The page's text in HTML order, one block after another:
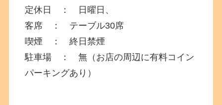
定休日 ： 日曜日、
客席 ： テーブル30席
喫煙 ： 終日禁煙
駐車場 ： 無（お店の周辺に有料コイン
パーキングあり）